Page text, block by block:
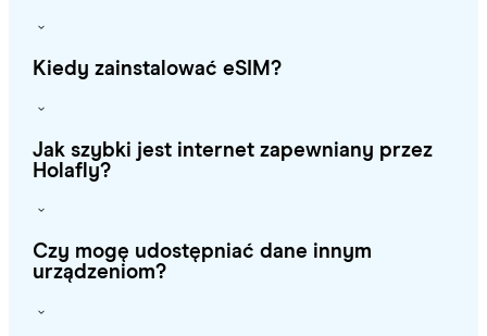
Kiedy zainstalować eSIM?
Jak szybki jest internet zapewniany przez
Holafly?
Czy mogę udostępniać dane innym
urządzeniom?